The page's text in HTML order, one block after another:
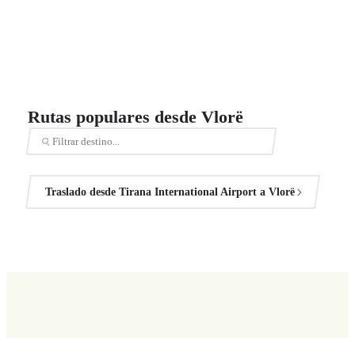
Rutas populares desde Vlorë
Traslado desde Tirana International Airport a Vlorë